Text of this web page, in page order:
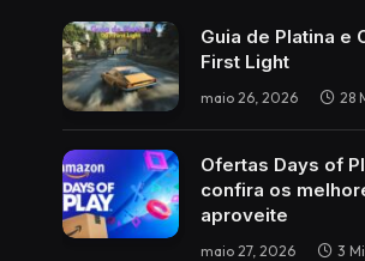
Guia de Platina e
First Light
maio 26, 2026 28
Ofertas Days of
confira os
aproveite
maio 27, 2026 3